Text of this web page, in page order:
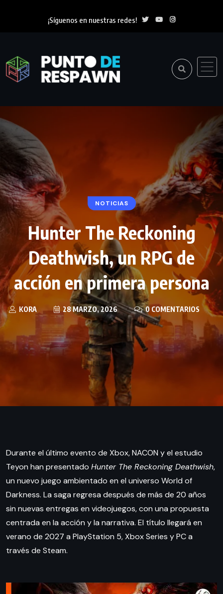
¡Síguenos en nuestras redes!
NOTICIAS
Hunter The Reckoning
Deathwish, un RPG de
acción en primera persona
KORA 28 MARZO, 2026 0 COMENTARIOS
Durante el último evento de Xbox, NACON y el estudio
Teyon han presentado Hunter The Reckoning Deathwish,
un nuevo juego ambientado en el universo World of
Darkness. La saga regresa después de más de 20 años
sin nuevas entregas en videojuegos, con una propuesta
centrada en la acción y la narrativa. El título llegará en
verano de 2027 a PlayStation 5, Xbox Series y PC a
través de Steam.